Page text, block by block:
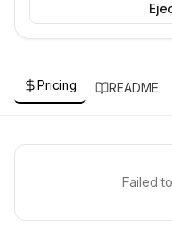
Pricing README
Failed